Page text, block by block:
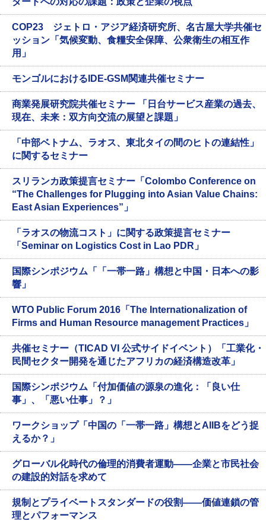
COP23 ジェトロ・アジア経済研究所、名古屋大学共催セ
ッション「気候変動、食糧安全保障、公衆衛生の相互作
用」
モンゴルにおけるIDE-GSM関連共催セミナー
商業発展研究院共催セミナー 「日台サービス産業の過去、
現在、未来：双方向交流の展望と課題」
「中部ベトナム、ラオス、東北タイの間のヒトの連結性」
に関するセミナー
スリランカ政策提言セミナー「Colombo Conference on
“The Challenges for Plugging into Asian Value Chains:
East Asian Experiences”」
「ラオスの物流コスト」に関する政策提言セミナー
「Seminar on Logistics Cost in Lao PDR」
国際シンポジウム「「一帯一路」構想と中国・日本への影
響」
WTO Public Forum 2016「The Internationalization of
Firms and Human Resource management Practices」
共催セミナー（TICAD VI 公式サイドイベント）「工業化・
民間セクター開発を通じたアフリカの経済構造改革」
国際シンポジウム「付加価値の源泉の進化：「良い仕
事」、「悪い仕事」？」
ワークショップ「中国の「一帯一路」構想とAIIBをどう捉
えるか？」
グローバル化時代の倫理的消費者運動——企業と市民社会
の建設的対話を求めて
規制とプライベートスタンダードの役割——価値連鎖の管
理とパフォーマンス